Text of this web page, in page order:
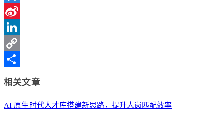
Qzone
Sina
Weibo
LinkedIn
Copy
相关文章
AI 原生时代人才库搭建新思路，提升人岗匹配效率